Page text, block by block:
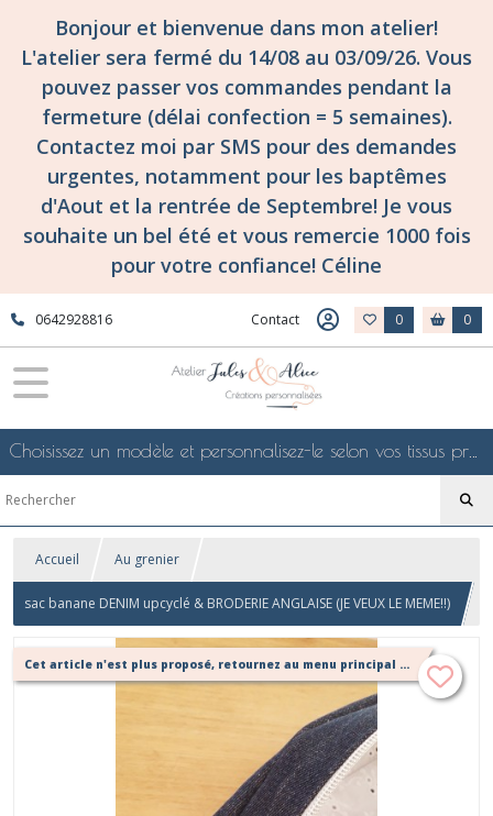
Bonjour et bienvenue dans mon atelier!
L'atelier sera fermé du 14/08 au 03/09/26. Vous
pouvez passer vos commandes pendant la
fermeture (délai confection = 5 semaines).
Contactez moi par SMS pour des demandes
urgentes, notamment pour les baptêmes
d'Aout et la rentrée de Septembre! Je vous
souhaite un bel été et vous remercie 1000 fois
pour votre confiance! Céline
0642928816 Contact 0 0
Choisissez un modèle et personnalisez-le selon vos tissus préférés de mes collections en ligne, je le confectionnerai selon vos souhaits
Accueil Au grenier
sac banane DENIM upcyclé & BRODERIE ANGLAISE (JE VEUX LE MEME!!)
Cet article n'est plus proposé, retournez au menu principal ou contactez moi!